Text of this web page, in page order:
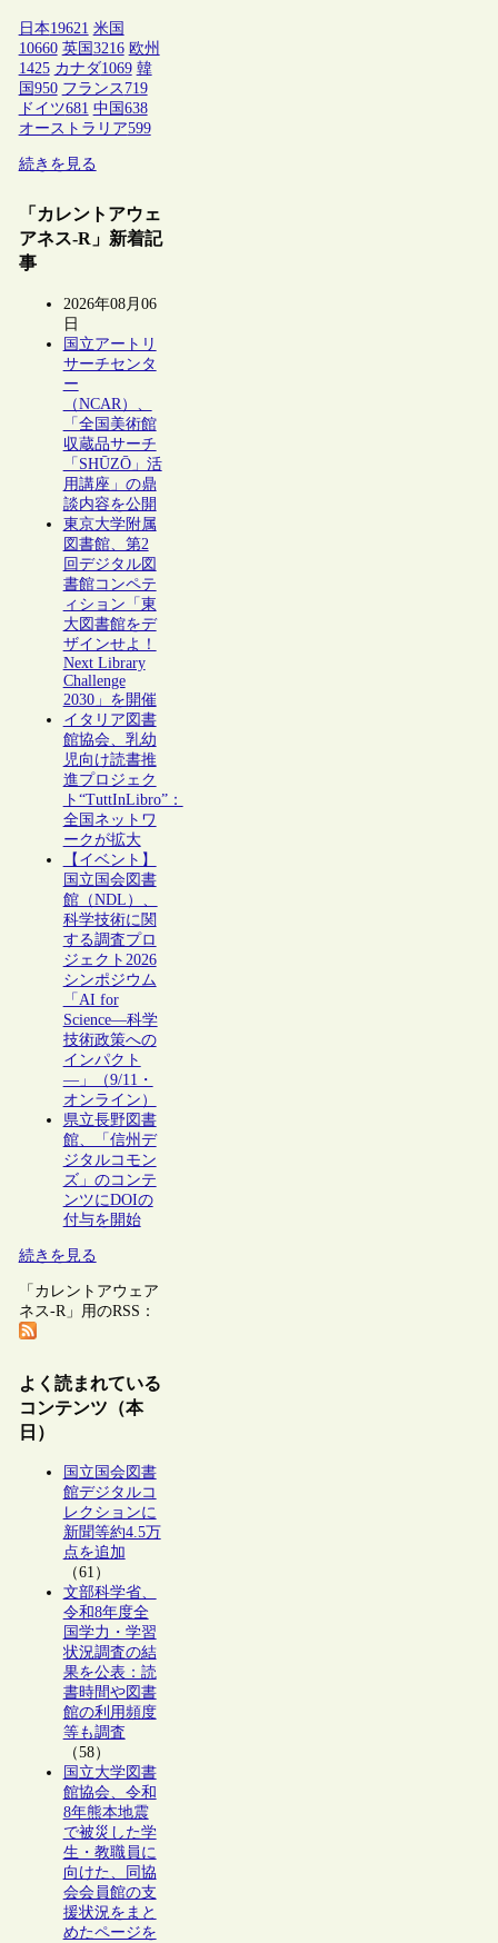
日本19621 米国
10660 英国 3216 欧州
1425 カナダ1069 韓
国 950 フランス 719
ドイツ681 中国 638
オーストラリア599
続きを見る
「カレントアウェ
アネス-R」新着記
事
2026年08月06
日
国立アートリ
サーチセンタ
ー
（NCAR）、
「全国美術館
収蔵品サーチ
「SHŪZŌ」活
用講座」の鼎
談内容を公開
東京大学附属
図書館、第2
回デジタル図
書館コンペテ
ィション「東
大図書館をデ
ザインせよ！
Next Library
Challenge
2030」を開催
イタリア図書
館協会、乳幼
児向け読書推
進プロジェク
ト“TuttInLibro”：
全国ネットワ
ークが拡大
【イベント】
国立国会図書
館（NDL）、
科学技術に関
する調査プロ
ジェクト2026
シンポジウム
「AI for
Science―科学
技術政策への
インパクト
―」（9/11・
オンライン）
県立長野図書
館、「信州デ
ジタルコモン
ズ」のコンテ
ンツにDOIの
付与を開始
続きを見る
「カレントアウェア
ネス-R」用のRSS：
よく読まれている
コンテンツ（本
日）
国立国会図書
館デジタルコ
レクションに
新聞等約4.5万
点を追加
（61）
文部科学省、
令和8年度全
国学力・学習
状況調査の結
果を公表：読
書時間や図書
館の利用頻度
等も調査
（58）
国立大学図書
館協会、令和
8年熊本地震
で被災した学
生・教職員に
向けた、同協
会会員館の支
援状況をまと
めたページを